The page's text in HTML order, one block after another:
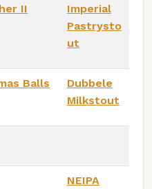
II
Imperial
Pastrysto
ut
Balls
Dubbele
Milkstout
NEIPA